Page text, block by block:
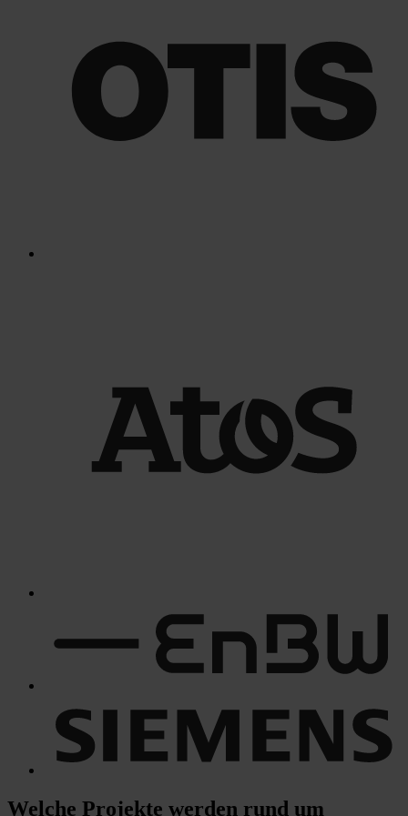
Welche Projekte werden rund um